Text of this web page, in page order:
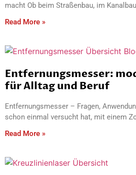
macht Ob beim Straßenbau, im
Read More »
Entfernungsmesser:
für Alltag und Beruf
Entfernungsmesser – Fragen,
schon einmal versucht hat, mit einem
Read More »